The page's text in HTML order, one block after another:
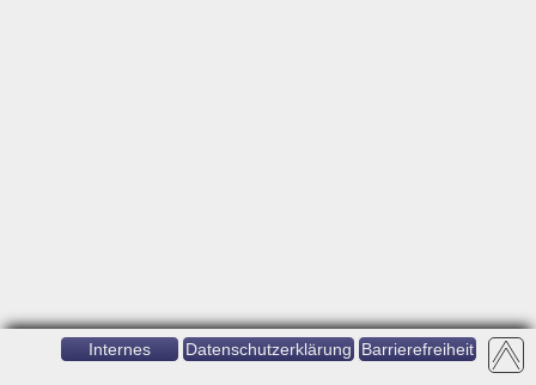
Internes Datenschutzerklärung Barrierefreiheit